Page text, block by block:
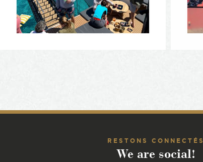
RESTONS CONNECTÉS
We are social!